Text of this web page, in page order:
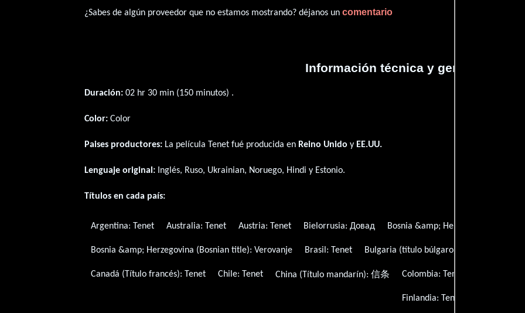
¿Sabes de algún proveedor que no estamos mostrando? déjanos uncomentario
Información técnica y general
Duración: 02 hr 30 min (150 minutos) .
Color: Color
Paises productores: La película Tenet fué producida en Reino Unido y EE.UU.
Lenguaje original: Inglés, Ruso, Ukrainian, Noruego, Hindi y Estonio.
Títulos en cada país:
Argentina: Tenet Australia:Tenet Austria:Tenet Bielorrusia:Довад Bosnia &amp; Herzegovina
Bosnia &amp; Herzegovina (Bosnian title): Verovanje Brasil: Tenet Bulgaria (título búlgaro):
Canadá (Título francés): Tenet Chile: Tenet China (Título mandarín):信条 Colombia: Tenet
Finlandia: Tenet